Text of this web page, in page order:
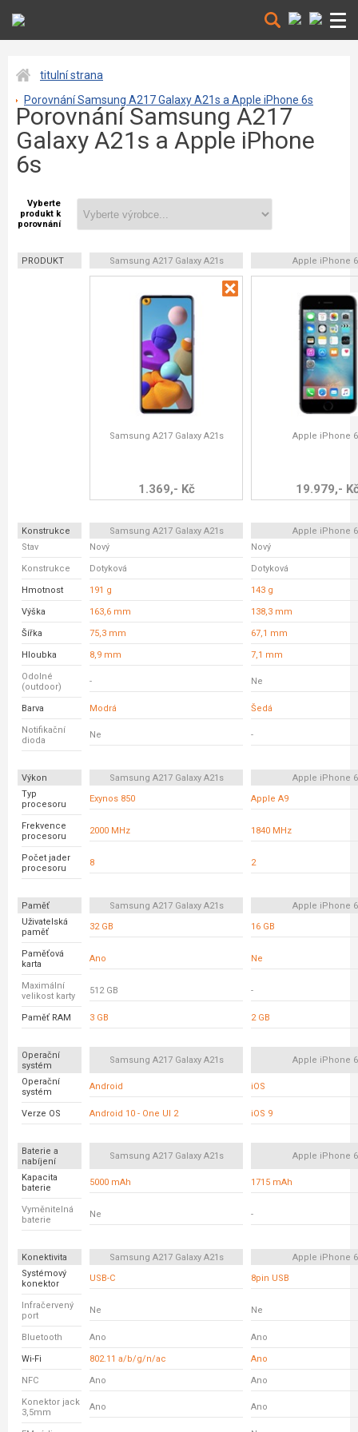
titulní strana
Porovnání Samsung A217 Galaxy A21s a Apple iPhone 6s
Porovnání Samsung A217
Galaxy A21s a Apple iPhone
6s
Vyberte
produkt k
porovnání
PRODUKT Samsung A217 Galaxy A21s Apple iPhone
Samsung A217 Galaxy A21s
1.369,- Kč
Apple iPhone
19.979,-
Konstrukce Samsung A217 Galaxy A21s
Apple iPhone
Stav
Nový Nový
Konstrukce Dotyková Dotyková
Hmotnost 191 g 143 g
Výška 163,6 mm 138,3 mm
Šířka 75,3 mm 67,1 mm
Hloubka 8,9 mm 7,1 mm
Odolné
(outdoor)
- Ne
Barva Modrá Šedá
Notifikační
dioda
Ne -
Výkon Samsung A217 Galaxy A21s
Apple iPhone
Typ
procesoru
Exynos 850 Apple A9
Frekvence
procesoru
2000 MHz 1840 MHz
Počet jader
procesoru
8 2
Paměť Samsung A217 Galaxy A21s
Apple iPhone
Uživatelská
paměť
32 GB 16 GB
Paměťová
karta
Ano Ne
Maximální
velikost karty
512 GB -
Paměť RAM 3 GB 2 GB
Operační
systém
Samsung A217 Galaxy A21s Apple iPhone
Operační
systém
Android iOS
Verze OS Android 10 - One UI 2 iOS 9
Baterie a
nabíjení
Samsung A217 Galaxy A21s Apple iPhone
Kapacita
baterie
5000 mAh 1715 mAh
Vyměnitelná
baterie
Ne -
Konektivita Samsung A217 Galaxy A21s
Apple iPhone
Systémový
konektor
USB-C 8pin USB
Infračervený
port
Ne Ne
Bluetooth Ano Ano
Wi-Fi 802.11 a/b/g/n/ac Ano
NFC Ano Ano
Konektor jack
3,5mm
Ano Ano